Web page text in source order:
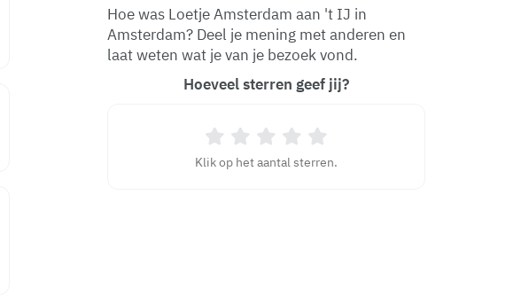
Hoe was Loetje Amsterdam aan 't IJ in
Amsterdam? Deel je mening met anderen en
laat weten wat je van je bezoek vond.
Hoeveel sterren geef jij?
Klik op het aantal sterren.